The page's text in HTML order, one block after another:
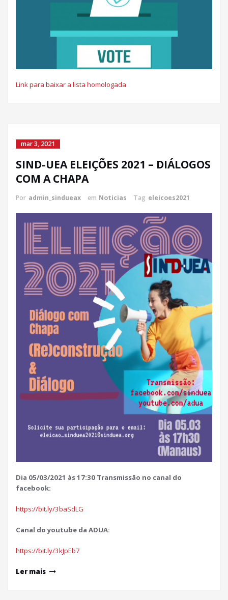
Link para baixar a lista homologada
mar 3, 2021
SIND-UEA ELEIÇÕES 2021 – DIÁLOGOS
COM A CHAPA
Por admin_sindueax em Noticias Tag eleicoes2021
Dia 05/03/2021 às 17:30 Transmissão no canal do
facebook:
https://bit.ly/3baSdLG
Canal do youtube da ADUA:
https://bit.ly/3kJpEb7
Ler mais